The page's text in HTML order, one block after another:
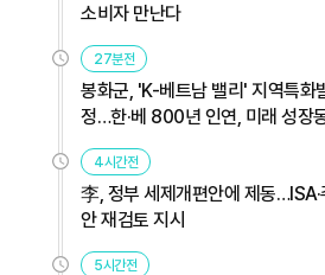
소비자 만난다
27분전
봉화군, 'K-베트남 밸리' 지역특화
정…한·베 800년 인연, 미래 성장
4시간전
李, 정부 세제개편안에 제동…ISA·
안 재검토 지시
5시간전